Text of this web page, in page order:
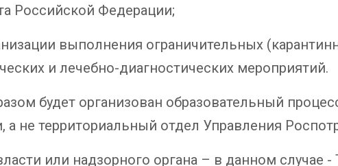
Российской Федерации;
выполнения ограничительных
и лечебно-диагностических мероприятий.
будет организован образовательный
не территориальный отдел Управления
или надзорного органа – в данном случае -